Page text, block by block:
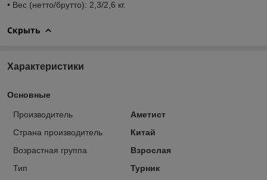
• Вес (нетто/брутто): 2,3/2,6 кг.
Скрыть
Характеристики
Основные
Производитель
Аметист
Страна производитель
Китай
Возрастная группа
Взрослая
Тип
Турник